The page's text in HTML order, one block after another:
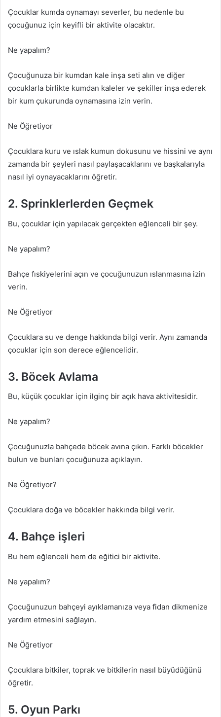
Çocuklar kumda oynamayı severler, bu nedenle bu
çocuğunuz için keyifli bir aktivite olacaktır.
Ne yapalım?
Çocuğunuza bir kumdan kale inşa seti alın ve diğer
çocuklarla birlikte kumdan kaleler ve şekiller inşa ederek
bir kum çukurunda oynamasına izin verin.
Ne Öğretiyor
Çocuklara kuru ve ıslak kumun dokusunu ve hissini ve aynı
zamanda bir şeyleri nasıl paylaşacaklarını ve başkalarıyla
nasıl iyi oynayacaklarını öğretir.
2. Sprinklerlerden Geçmek
Bu, çocuklar için yapılacak gerçekten eğlenceli bir şey.
Ne yapalım?
Bahçe fıskiyelerini açın ve çocuğunuzun ıslanmasına izin
verin.
Ne Öğretiyor
Çocuklara su ve denge hakkında bilgi verir. Aynı zamanda
çocuklar için son derece eğlencelidir.
3. Böcek Avlama
Bu, küçük çocuklar için ilginç bir açık hava aktivitesidir.
Ne yapalım?
Çocuğunuzla bahçede böcek avına çıkın. Farklı böcekler
bulun ve bunları çocuğunuza açıklayın.
Ne Öğretiyor?
Çocuklara doğa ve böcekler hakkında bilgi verir.
4. Bahçe işleri
Bu hem eğlenceli hem de eğitici bir aktivite.
Ne yapalım?
Çocuğunuzun bahçeyi ayıklamanıza veya fidan dikmenize
yardım etmesini sağlayın.
Ne Öğretiyor
Çocuklara bitkiler, toprak ve bitkilerin nasıl büyüdüğünü
öğretir.
5. Oyun Parkı